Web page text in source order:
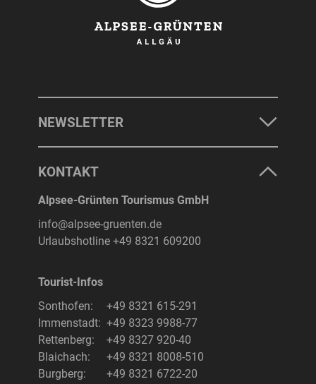
NEWSLETTER
KONTAKT
Alpsee-Grünten Tourismus GmbH
info@alpsee-gruenten.de
Urlaubshotline +49 8321 609200
Tourist-Infos
Sonthofen:
+49 8321 615-291
Immenstadt: +49 8323 9988-77
Rettenberg:
+49 8327 920-40
Blaichach:
+49 8321 8008-510
Burgberg:
+49 8321 6722-20